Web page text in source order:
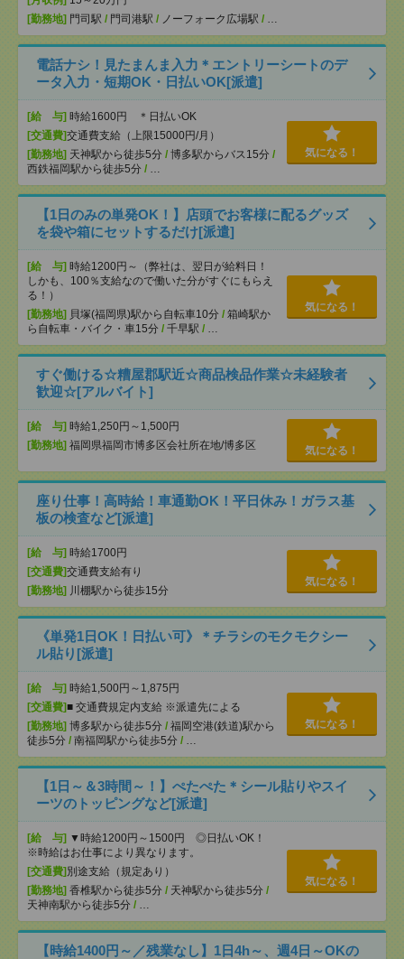
[勤務地] 門司駅 / 門司港駅 / ノーフォーク広場駅 / …
電話ナシ！見たまんま入力＊エントリーシートのデ
ータ入力・短期OK・日払いOK[派遣]
[給 与] 時給1600円 ＊日払いOK
[交通費]交通費支給（上限15000円/月）
[勤務地] 天神駅から徒歩5分 / 博多駅からバス15分 /
西鉄福岡駅から徒歩5分 / …
気になる！
【1日のみの単発OK！】店頭でお客様に配るグッズ
を袋や箱にセットするだけ[派遣]
[給 与] 時給1200円～（弊社は、翌日が給料日！
しかも、100％支給なので働いた分がすぐにもらえ
る！）
[勤務地] 貝塚(福岡県)駅から自転車10分 / 箱崎駅か
ら自転車・バイク・車15分 / 千早駅 / …
気になる！
すぐ働ける☆糟屋郡駅近☆商品検品作業☆未経験者
歓迎☆[アルバイト]
[給 与] 時給1,250円～1,500円
[勤務地] 福岡県福岡市博多区会社所在地/博多区 気になる！
座り仕事！高時給！車通勤OK！平日休み！ガラス基
板の検査など[派遣]
[給 与] 時給1700円
[交通費]交通費支給有り
[勤務地] 川棚駅から徒歩15分
気になる！
《単発1日OK！日払い可》＊チラシのモクモクシー
ル貼り[派遣]
[給 与] 時給1,500円～1,875円
[交通費]■ 交通費規定内支給 ※派遣先による
[勤務地] 博多駅から徒歩5分 / 福岡空港(鉄道)駅から
徒歩5分 / 南福岡駅から徒歩5分 / …
気になる！
【1日～＆3時間～！】ぺたぺた＊シール貼りやスイ
ーツのトッピングなど[派遣]
[給 与] ▼時給1200円～1500円 ◎日払いOK！
※時給はお仕事により異なります。
[交通費] 別途支給（規定あり）
[勤務地] 香椎駅から徒歩5分 / 天神駅から徒歩5分 /
天神南駅から徒歩5分 / …
気になる！
【時給1400円～／残業なし】1日4h～、週4日～OKの